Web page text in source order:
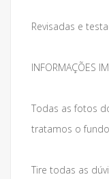
Revisadas e
INFORMAÇÕES
Todas as fotos
tratamos o
Tire todas as